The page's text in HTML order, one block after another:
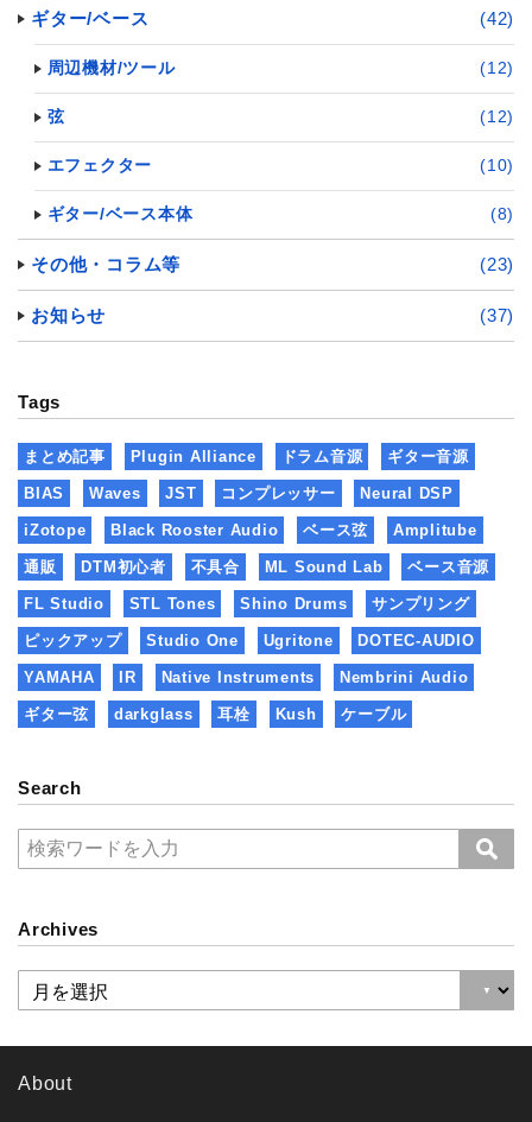
ギター/ベース (42)
周辺機材/ツール (12)
弦 (12)
エフェクター (10)
ギター/ベース本体 (8)
その他・コラム等 (23)
お知らせ (37)
Tags
まとめ記事 Plugin Alliance ドラム音源 ギター音源
BIAS Waves JST コンプレッサー Neural DSP
iZotope Black Rooster Audio ベース弦 Amplitube
通販 DTM初心者 不具合 ML Sound Lab ベース音源
FL Studio STL Tones Shino Drums サンプリング
ピックアップ Studio One Ugritone DOTEC-AUDIO
YAMAHA IR Native Instruments Nembrini Audio
ギター弦 darkglass 耳栓 Kush ケーブル
Search
Archives
About